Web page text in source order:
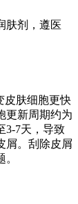
肤剂，遵医
皮肤细胞更快
更新周期约为
3-7天，导致
屑。刮除皮屑